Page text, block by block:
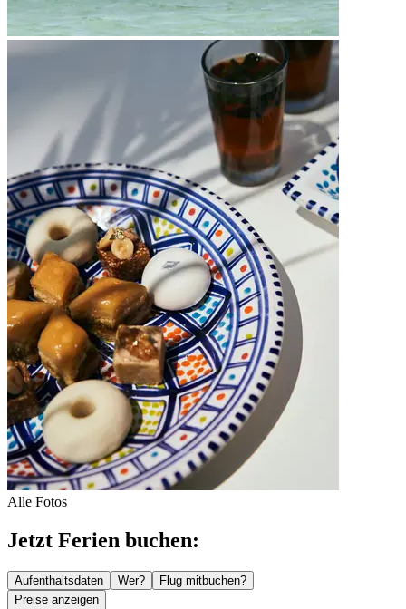
Alle Fotos
Jetzt Ferien buchen:
Aufenthaltsdaten Wer?
Flug mitbuchen?
Preise anzeigen